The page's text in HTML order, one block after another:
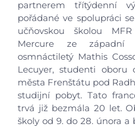
partnerem třítýdenní
pořádané ve spolupráci
učňovskou školou
Mercure ze západní
osmnáctiletý Mathis
Lecuyer, studenti oboru
města Frenštátu pod
studijní pobyt. Tato
trvá již bezmála 20 let.
školy od 9. do 28. února